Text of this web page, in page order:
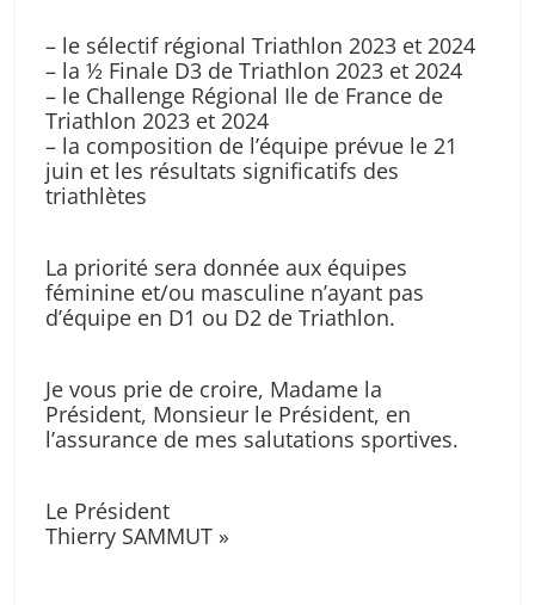
– le sélectif régional Triathlon 2023 et 2024
– la ½ Finale D3 de Triathlon 2023 et 2024
– le Challenge Régional Ile de France de
Triathlon 2023 et 2024
– la composition de l’équipe prévue le 21
juin et les résultats significatifs des
triathlètes
La priorité sera donnée aux équipes
féminine et/ou masculine n’ayant pas
d’équipe en D1 ou D2 de Triathlon.
Je vous prie de croire, Madame la
Président, Monsieur le Président, en
l’assurance de mes salutations sportives.
Le Président
Thierry SAMMUT »